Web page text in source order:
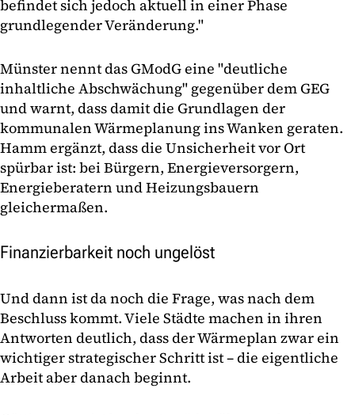
befindet sich jedoch aktuell in einer Phase
grundlegender Veränderung."
Münster nennt das GModG eine "deutliche
inhaltliche Abschwächung" gegenüber dem GEG
und warnt, dass damit die Grundlagen der
kommunalen Wärmeplanung ins Wanken geraten.
Hamm ergänzt, dass die Unsicherheit vor Ort
spürbar ist: bei Bürgern, Energieversorgern,
Energieberatern und Heizungsbauern
gleichermaßen.
Finanzierbarkeit noch ungelöst
Und dann ist da noch die Frage, was nach dem
Beschluss kommt. Viele Städte machen in ihren
Antworten deutlich, dass der Wärmeplan zwar ein
wichtiger strategischer Schritt ist – die eigentliche
Arbeit aber danach beginnt.